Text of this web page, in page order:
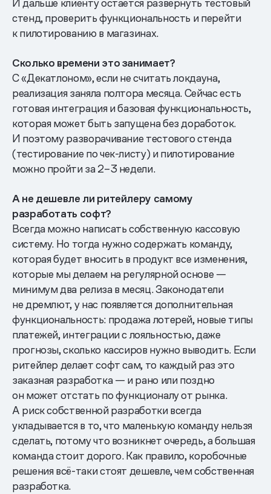
И дальше клиенту остается развернуть тестовый
стенд, проверить функциональность и перейти
к пилотированию в магазинах.
Сколько времени это занимает?
С «Декатлоном», если не считать локдауна,
реализация заняла полтора месяца. Сейчас есть
готовая интеграция и базовая функциональность,
которая может быть запущена без доработок.
И поэтому разворачивание тестового стенда
(тестирование по чек-листу) и пилотирование
можно пройти за 2–3 недели.
А не дешевле ли ритейлеру самому
разработать софт?
Всегда можно написать собственную кассовую
систему. Но тогда нужно содержать команду,
которая будет вносить в продукт все изменения,
которые мы делаем на регулярной основе —
минимум два релиза в месяц. Законодатели
не дремлют, у нас появляется дополнительная
функциональность: продажа лотерей, новые типы
платежей, интеграции с лояльностью, даже
прогнозы, сколько кассиров нужно выводить. Если
ритейлер делает софт сам, то каждый раз это
заказная разработка — и рано или поздно
он может отстать по функционалу от рынка.
А риск собственной разработки всегда
укладывается в то, что маленькую команду нельзя
сделать, потому что возникнет очередь, а большая
команда стоит дорого. Как правило, коробочные
решения всё-таки стоят дешевле, чем собственная
разработка.